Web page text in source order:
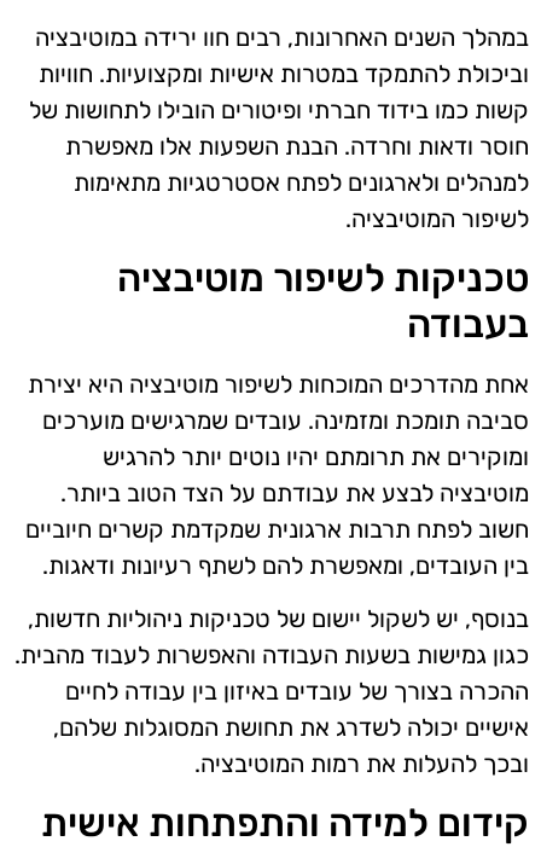
במהלך השנים האחרונות, רבים חוו ירידה במוטיבציה
וביכולת להתמקד במטרות אישיות ומקצועיות. חוויות
קשות כמו בידוד חברתי ופיטורים הובילו לתחושות של
חוסר ודאות וחרדה. הבנת השפעות אלו מאפשרת
למנהלים ולארגונים לפתח אסטרטגיות מתאימות
לשיפור המוטיבציה.
טכניקות לשיפור מוטיבציה
בעבודה
אחת מהדרכים המוכחות לשיפור מוטיבציה היא יצירת
סביבה תומכת ומזמינה. עובדים שמרגישים מוערכים
ומוקירים את תרומתם יהיו נוטים יותר להרגיש
מוטיבציה לבצע את עבודתם על הצד הטוב ביותר.
חשוב לפתח תרבות ארגונית שמקדמת קשרים חיוביים
בין העובדים, ומאפשרת להם לשתף רעיונות ודאגות.
בנוסף, יש לשקול יישום של טכניקות ניהוליות חדשות,
כגון גמישות בשעות העבודה והאפשרות לעבוד מהבית.
ההכרה בצורך של עובדים באיזון בין עבודה לחיים
אישיים יכולה לשדרג את תחושת המסוגלות שלהם,
ובכך להעלות את רמות המוטיבציה.
קידום למידה והתפתחות אישית